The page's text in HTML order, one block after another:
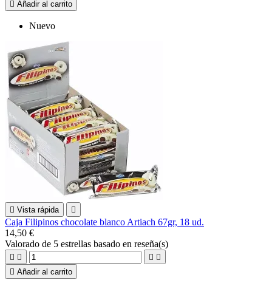
 Añadir al carrito
Nuevo
 Vista rápida 
Caja Filipinos chocolate blanco Artiach 67gr, 18 ud.
14,50 €
Valorado de 5 estrellas basado en reseña(s)
   
 Añadir al carrito